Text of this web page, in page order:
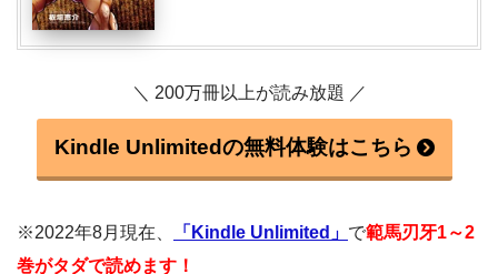
＼ 200万冊以上が読み放題 ／
Kindle Unlimitedの無料体験はこちら
※2022年8月現在、 「Kindle Unlimited」 で範馬刃牙1～2
巻がタダで読めます！